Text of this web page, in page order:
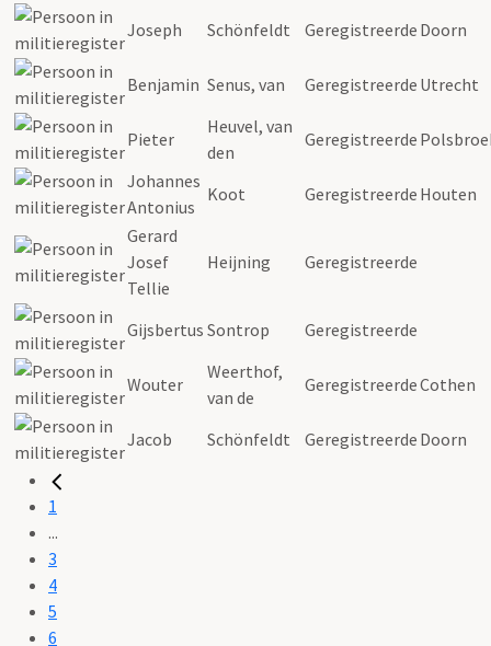
Joseph Schönfeldt Geregistreerde Doorn
Benjamin Senus, van Geregistreerde Utrecht
Pieter
Heuvel, van
den
Geregistreerde
Johannes
Antonius
Koot Geregistreerde Houten
Gerard
Josef
Tellie
Heijning Geregistreerde
Gijsbertus Sontrop Geregistreerde
Wouter
Weerthof,
van de
GeregistreerdeCothen
Jacob Schönfeldt Geregistreerde Doorn
1
...
3
4
5
6